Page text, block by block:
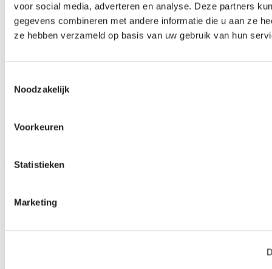
voor social media, adverteren en analyse. Deze partners
gegevens combineren met andere informatie die u aan ze
ze hebben verzameld op basis van uw gebruik van hun
Noodzakelijk
Voorkeuren
Statistieken
Marketing
De witte onderkant van het scherm verhoogt de lichtintensiteit in de
kas, terwijl de witte bovenzijde van het scherm warmteopbouw
helpt voorkomen. En wanneer de ventilatieopeningen boven het
scherm worden geopend, zorgt de poreuze structuur ervoor dat
Dit product is een speciale bestelling voor United States & Canadese markten
Dit product is een speciale bestelling voor de VS